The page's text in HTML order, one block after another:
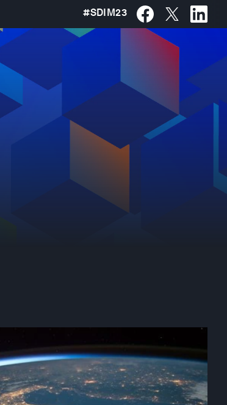
#SDIM23